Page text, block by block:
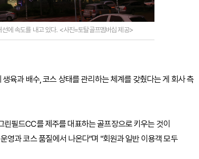
에 속도를 내고 있다. <사진=토탈골프멤버십 제공>
육과 배수, 코스 상태를 관리하는 체계를 갖췄다는 게 회사 측
필드CC를 제주를 대표하는 골프장으로 키우는 것이
영과 코스 품질에서 나온다"며 "회원과 일반 이용객 모두